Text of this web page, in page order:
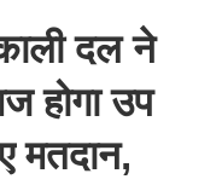
दल ने
होगा उप
मतदान,